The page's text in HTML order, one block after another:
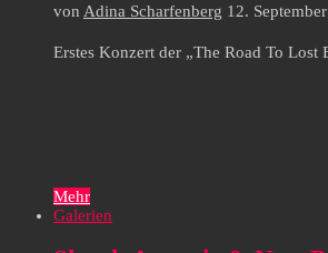
von Adina Scharfenberg 12.
Erstes Konzert der „The Road To Lost
Mehr
Galerien